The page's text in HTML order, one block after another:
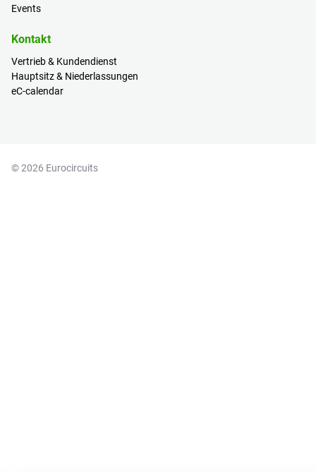
Events
Kontakt
Vertrieb & Kundendienst
Hauptsitz & Niederlassungen
eC-calendar
© 2026 Eurocircuits